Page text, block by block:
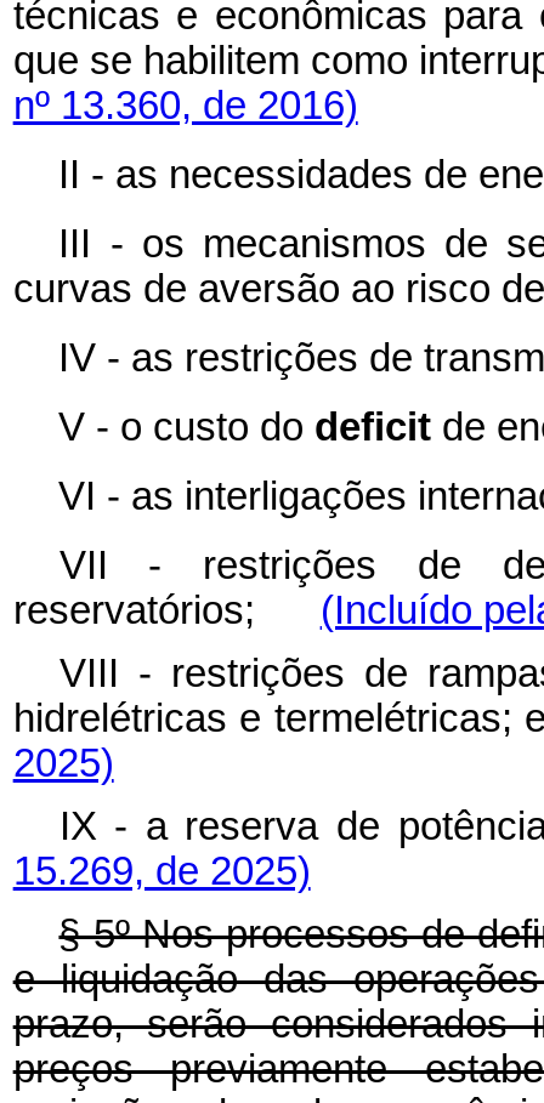
técnicas e econômicas
que se habilitem como
nº 13.360, de 2016)
II - as necessidades de
III - os mecanismos de
curvas de aversão ao risco
IV - as restrições de
V - o custo do deficit de
VI - as interligações
VII - restrições de
reservatórios; (Incluído
VIII - restrições de
hidrelétricas e
2025)
IX - a reserva de
15.269, de 2025)
§ 5º Nos processos de
e liquidação das
prazo, serão
preços previamente